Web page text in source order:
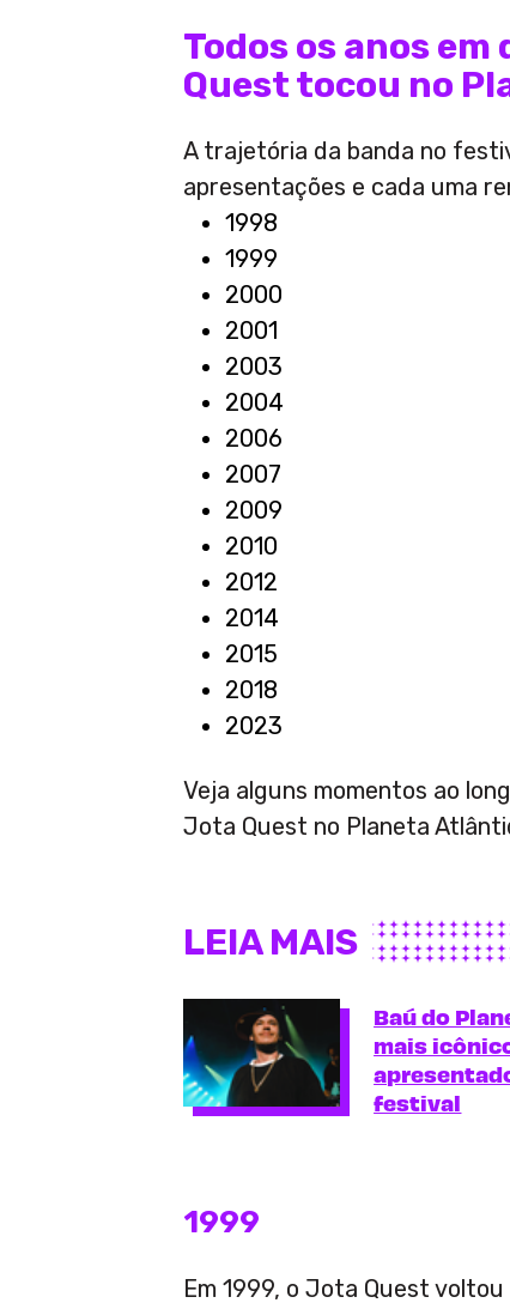
Todos os anos em
Quest tocou no
A trajetória da banda no
apresentações e cada uma
1998
1999
2000
2001
2003
2004
2006
2007
2009
2010
2012
2014
2015
2018
2023
Veja alguns momentos ao
Jota Quest no Planeta
LEIA MAIS
Baú do
mais
festival
1999
Em 1999, o Jota Quest